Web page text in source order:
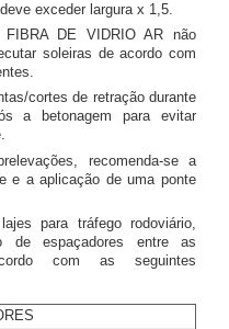
exceder largura x 1,5.
DE VIDRIO AR não
soleiras de acordo com
cortes de retração durante
a betonagem para evitar
recomenda-se a
e a aplicação de uma ponte
para tráfego rodoviário,
de espaçadores entre as
com as seguintes